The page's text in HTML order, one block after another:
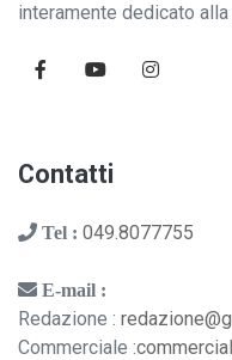
interamente dedicato
Contatti
Tel : 049.8077755
E-mail :
Redazione :
Commerciale :